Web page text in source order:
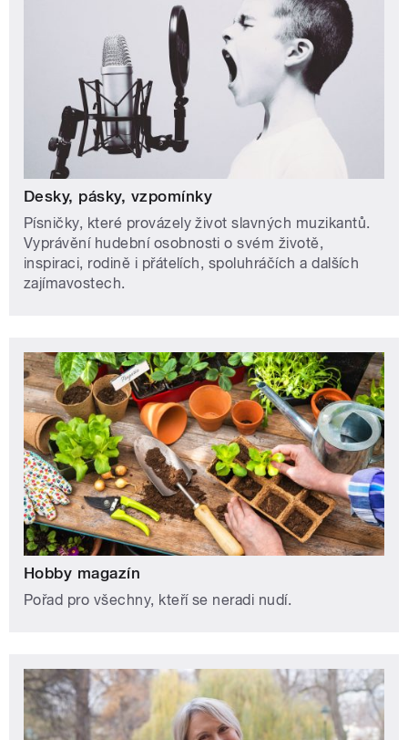
Desky, pásky, vzpomínky
Písničky, které provázely život slavných muzikantů.
Vyprávění hudební osobnosti o svém životě,
inspiraci, rodině i přátelích, spoluhráčích a dalších
zajímavostech.
Hobby magazín
Pořad pro všechny, kteří se neradi nudí.